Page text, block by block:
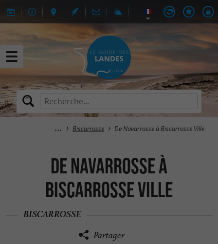
Biscarrosse De Navarrosse à Biscarrosse Ville
De Navarrosse à
Biscarrosse Ville
BISCARROSSE
Partager